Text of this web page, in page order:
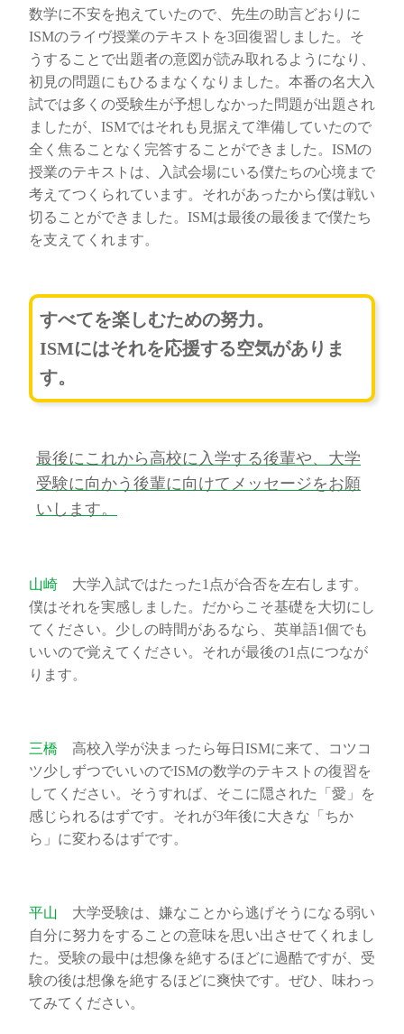
数学に不安を抱えていたので、先生の助言どおりに
ISMのライヴ授業のテキストを3回復習しました。そ
うすることで出題者の意図が読み取れるようになり、
初見の問題にもひるまなくなりました。本番の名大入
試では多くの受験生が予想しなかった問題が出題され
ましたが、ISMではそれも見据えて準備していたので
全く焦ることなく完答することができました。ISMの
授業のテキストは、入試会場にいる僕たちの心境まで
考えてつくられています。それがあったから僕は戦い
切ることができました。ISMは最後の最後まで僕たち
を支えてくれます。
すべてを楽しむための努力。
ISMにはそれを応援する空気がありま
す。
最後にこれから高校に入学する後輩や、大学
受験に向かう後輩に向けてメッセージをお願
いします。
山崎
大学入試ではたった1点が合否を左右します。
僕はそれを実感しました。だからこそ基礎を大切にし
てください。少しの時間があるなら、英単語1個でも
いいので覚えてください。それが最後の1点につなが
ります。
三橋
高校入学が決まったら毎日ISMに来て、コツコ
ツ少しずつでいいのでISMの数学のテキストの復習を
してください。そうすれば、そこに隠された「愛」を
感じられるはずです。それが3年後に大きな「ちか
ら」に変わるはずです。
平山
大学受験は、嫌なことから逃げそうになる弱い
自分に努力をすることの意味を思い出させてくれまし
た。受験の最中は想像を絶するほどに過酷ですが、受
験の後は想像を絶するほどに爽快です。ぜひ、味わっ
てみてください。